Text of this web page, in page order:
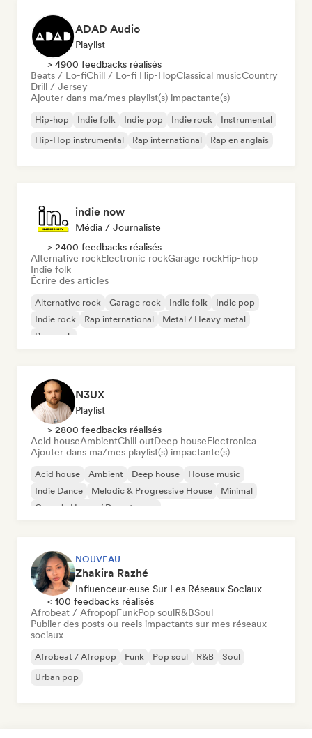
ADAD Audio
Playlist
> 4900 feedbacks réalisés
Beats / Lo-fiChill / Lo-fi Hip-HopClassical musicCountry
Drill / Jersey
Ajouter dans ma/mes playlist(s) impactante(s)
Hip-hop Indie folk Indie pop Indie rock
Instrumental
Hip-Hop instrumental
Rap international Rap en anglais
indie now
Média / Journaliste
> 2400 feedbacks réalisés
Alternative rockElectronic rockGarage rockHip-hop
Indie folk
Écrire des articles
Alternative rock Garage rock Indie folk
Indie pop
Indie rock
Rap international
Metal / Heavy metal
Pop rock
N3UX
Playlist
> 2800 feedbacks réalisés
Acid houseAmbientChill outDeep houseElectronica
Ajouter dans ma/mes playlist(s) impactante(s)
Acid house Ambient Deep house
House music
Indie Dance
Melodic & Progressive House
Minimal
Organic House / Downtempo
NOUVEAU
Zhakira Razhé
Influenceur·euse Sur Les Réseaux Sociaux
< 100 feedbacks réalisés
Afrobeat / AfropopFunkPop soulR&BSoul
Publier des posts ou reels impactants sur mes réseaux
sociaux
Afrobeat / Afropop Funk Pop soul R&B
Soul
Urban pop